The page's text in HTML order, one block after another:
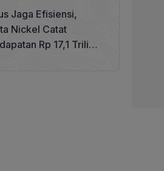
Jaga Efisiensi,
Nickel Catat
Rp 17,1 Triliun